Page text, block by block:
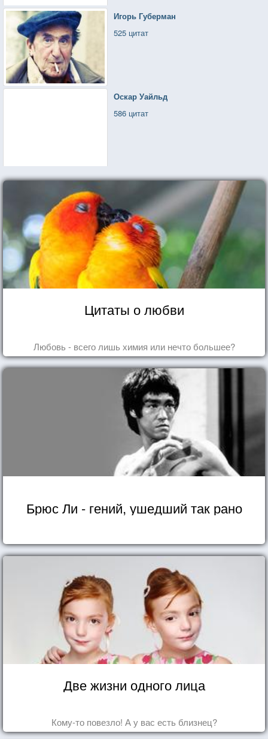
Игорь Губерман
525 цитат
Оскар Уайльд
586 цитат
Цитаты о любви
Любовь - всего лишь химия или нечто большее?
Брюс Ли - гений, ушедший так рано
Две жизни одного лица
Кому-то повезло! А у вас есть близнец?